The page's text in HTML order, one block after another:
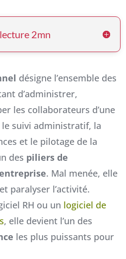
2mn
désigne l’ensemble des
d’administrer,
les collaborateurs d’une
suivi administratif, la
et le pilotage de la
des piliers de
. Mal menée, elle
paralyser l’activité.
RH ou un logiciel de
, elle devient l’un des
les plus puissants pour